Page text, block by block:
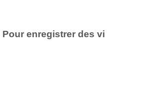
Pour enregistrer des vi